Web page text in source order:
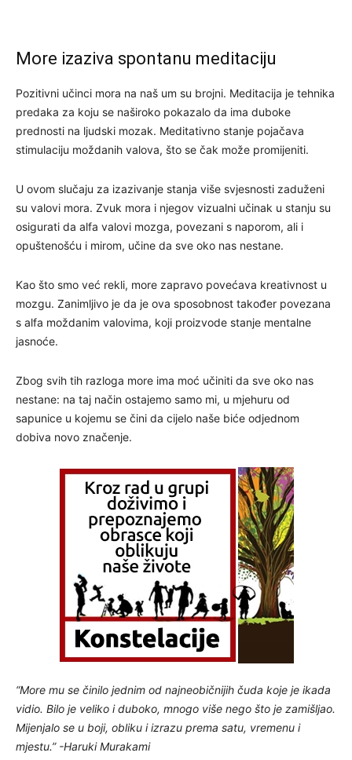
More izaziva spontanu meditaciju
Pozitivni učinci mora na naš um su brojni. Meditacija je tehnika
predaka za koju se naširoko pokazalo da ima duboke
prednosti na ljudski mozak. Meditativno stanje pojačava
stimulaciju moždanih valova, što se čak može promijeniti.
U ovom slučaju za izazivanje stanja više svjesnosti zaduženi
su valovi mora. Zvuk mora i njegov vizualni učinak u stanju su
osigurati da alfa valovi mozga, povezani s naporom, ali i
opuštenošću i mirom, učine da sve oko nas nestane.
Kao što smo već rekli, more zapravo povećava kreativnost u
mozgu. Zanimljivo je da je ova sposobnost također povezana
s alfa moždanim valovima, koji proizvode stanje mentalne
jasnoće.
Zbog svih tih razloga more ima moć učiniti da sve oko nas
nestane: na taj način ostajemo samo mi, u mjehuru od
sapunice u kojemu se čini da cijelo naše biće odjednom
dobiva novo značenje.
“More mu se činilo jednim od najneobičnijih čuda koje je ikada
vidio. Bilo je veliko i duboko, mnogo više nego što je zamišljao.
Mijenjalo se u boji, obliku i izrazu prema satu, vremenu i
mjestu.” -Haruki Murakami